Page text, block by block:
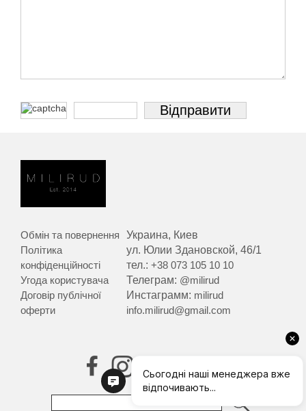
Обмін та повернення
Політика
конфіденційності
Угода користувача
Договір публічної
оферти
Украина, Киев
ул. Юлии Здановской, 46/1
тел.:+38 073 105 10 10
Телеграм: @milirud
Инстаграмм: milirud
info.milirud@gmail.com